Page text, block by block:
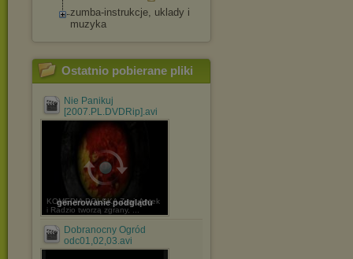
zumba-instrukcje, uklady i
muzyka
Ostatnio pobierane pliki
Nie Panikuj
[2007.PL.DVDRip].avi
generowanie podglądu
KOMEDIA POLSKA Zygi, Antek
i Radzio tworzą zgrany, ...
Dobranocny Ogród
odc01,02,03.avi